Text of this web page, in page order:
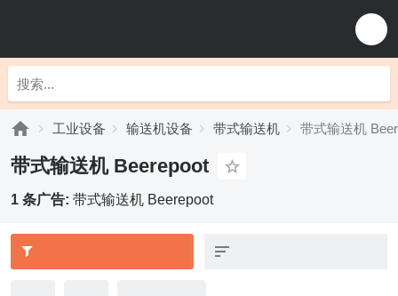
工业设备 输送机设备 带式输送机 带式输送机
带式输送机 Beerepoot
1 条广告: 带式输送机 Beerepoot